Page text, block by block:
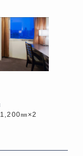
1,200㎜×2